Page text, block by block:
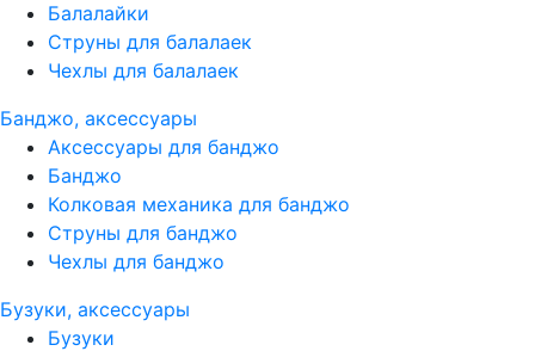
Балалайки
Струны для балалаек
Чехлы для балалаек
Банджо, аксессуары
Аксессуары для банджо
Банджо
Колковая механика для банджо
Струны для банджо
Чехлы для банджо
Бузуки, аксессуары
Бузуки